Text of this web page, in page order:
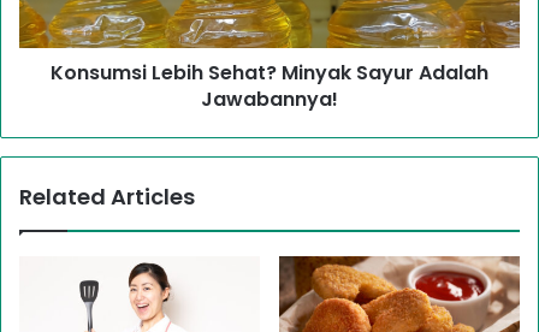
Konsumsi Lebih Sehat? Minyak Sayur Adalah
Jawabannya!
Related Articles